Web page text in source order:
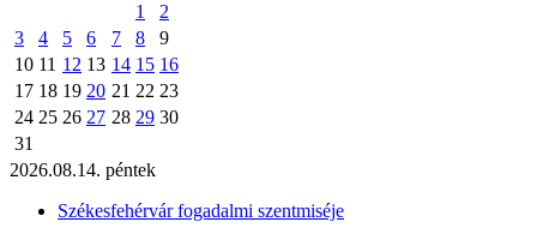
1
2
3
4 5 6 7 8
9
10 11 12 13 14 15 16
17 18 19 20 21 22 23
24 25 26 27 28 29 30
31
2026.08.14. péntek
Székesfehérvár fogadalmi szentmiséje